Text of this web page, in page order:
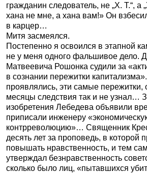
гражданин следователь, не „X. Т.“, а
хана не мне, а хана вам!» Он
в карцер…
Митя засмеялся.
Постепенно я освоился в этапной
не у меня одного фальшивое дело.
Матвеевича Рошонка судили за
в сознании пережитки
проявлялись, эти самые пережитки,
месяцы следствия так и не узнал…
изобретения Лебедева объявили
приписали инженеру
контрреволюцию»… Священник
десять лет за проповедь, в
повышать нравственность, и тем
утверждал безнравственность
сколько было лиц, «пытавшихся